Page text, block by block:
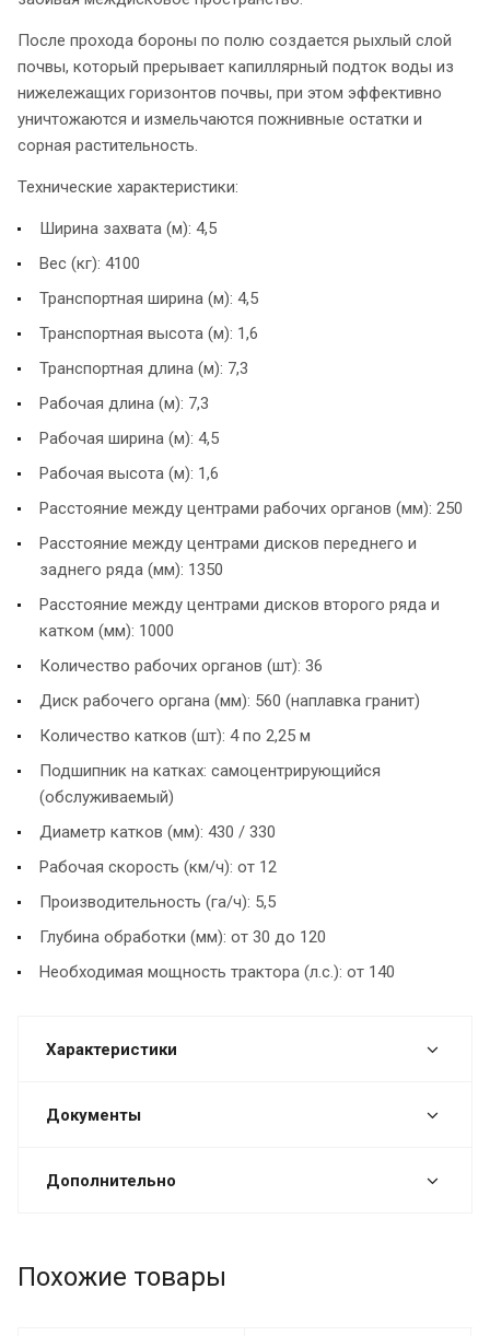
После прохода бороны по полю создается рыхлый слой
почвы, который прерывает капиллярный подток воды из
нижележащих горизонтов почвы, при этом эффективно
уничтожаются и измельчаются пожнивные остатки и
сорная растительность.
Технические характеристики:
Ширина захвата (м): 4,5
Вес (кг): 4100
Транспортная ширина (м): 4,5
Транспортная высота (м): 1,6
Транспортная длина (м): 7,3
Рабочая длина (м): 7,3
Рабочая ширина (м): 4,5
Рабочая высота (м): 1,6
Расстояние между центрами рабочих органов (мм): 250
Расстояние между центрами дисков переднего и
заднего ряда (мм): 1350
Расстояние между центрами дисков второго ряда и
катком (мм): 1000
Количество рабочих органов (шт): 36
Диск рабочего органа (мм): 560 (наплавка гранит)
Количество катков (шт): 4 по 2,25 м
Подшипник на катках: самоцентрирующийся
(обслуживаемый)
Диаметр катков (мм): 430 / 330
Рабочая скорость (км/ч): от 12
Производительность (га/ч): 5,5
Глубина обработки (мм): от 30 до 120
Необходимая мощность трактора (л.с.): от 140
Характеристики
Документы
Дополнительно
Похожие товары